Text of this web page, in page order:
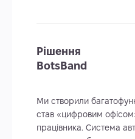
Рішення
BotsBand
Ми створили
став «цифровим
працівника. Система